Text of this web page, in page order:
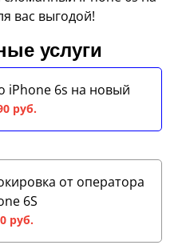
вас выгодой!
услуги
iPhone 6s на новый
руб.
от оператора
6S
руб.